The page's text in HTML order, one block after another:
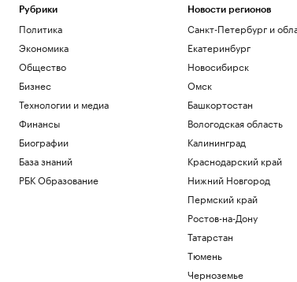
изменении расписания в Сочи и
Геленджике
Ярославский губернатор сообщил о
потушенных резервуарах с топливом
Политика
Загрузить еще
Рубрики
Политика
Экономика
Общество
Бизнес
Технологии и медиа
Финансы
Биографии
База знаний
РБК Образование
Новости регионов
Санкт-Петербург и
Екатеринбург
Новосибирск
Омск
Башкортостан
Вологодская область
Калининград
Краснодарский край
Нижний Новгород
Пермский край
Ростов-на-Дону
Татарстан
Тюмень
Черноземье